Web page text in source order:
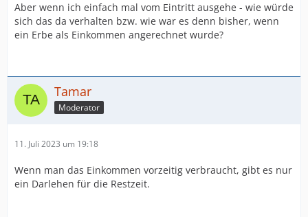
Aber wenn ich einfach mal vom Eintritt ausgehe - wie würde
sich das da verhalten bzw. wie war es denn bisher, wenn
ein Erbe als Einkommen angerechnet wurde?
Tamar
Moderator
11. Juli 2023 um 19:18
Wenn man das Einkommen vorzeitig verbraucht, gibt es nur
ein Darlehen für die Restzeit.